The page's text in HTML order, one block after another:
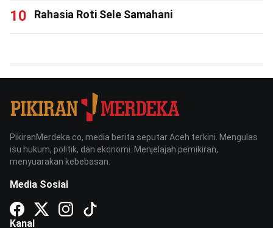
Rahasia Roti Sele Samahani
PikiranMerdeka.co, media berita seputar Aceh terkini. Mengulas
isu hukum, politik, dan ekonomi. Menjelajah pemikiran,
menyuarakan kebebasan.
Media Sosial
Kanal